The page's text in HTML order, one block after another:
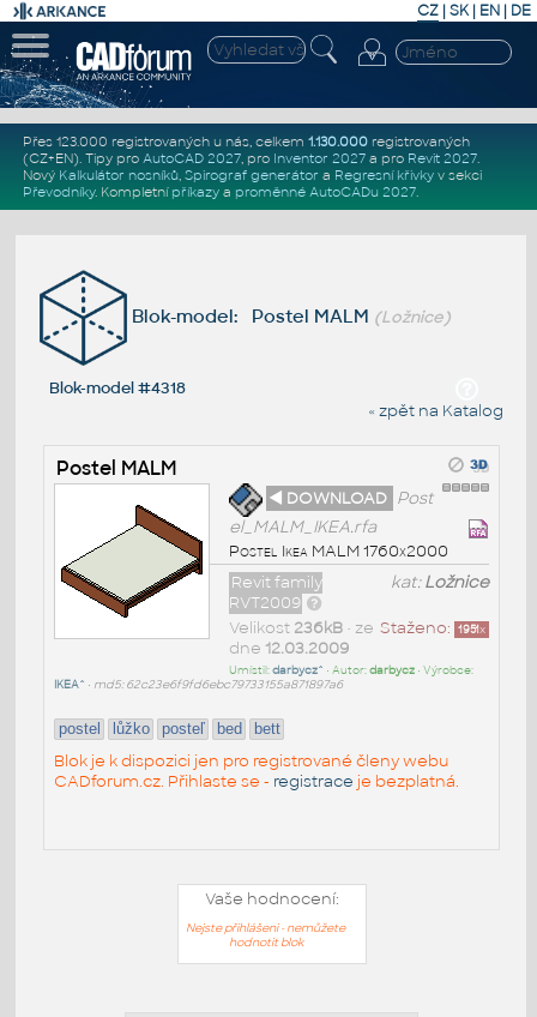
CZ | SK| EN | DE
Přes 123.000 registrovaných u nás, celkem 1.130.000registrovaných
(CZ+EN). Tipy pro AutoCAD 2027, pro Inventor 2027a pro Revit 2027.
Nový Kalkulátor nosníků, Spirograf generátor a Regresní křivkyv sekci
Převodníky. Kompletní příkazya proměnné AutoCADu 2027.
Blok-model: Postel MALM (Ložnice)
Blok-model #4318
« zpět na Katalog
Postel MALM
◄ DOWNLOAD Post
el_MALM_IKEA.rfa
Postel Ikea MALM 1760x2000
kat:Ložnice
Revit family
RVT2009
Staženo: 1951x
Velikost 236kB• ze
dne 12.03.2009
Umístil:darbycz^ • Autor:darbycz• Výrobce:
IKEA^ • md5: 62c23e6f9fd6ebc79733155a871897a6
postel lůžko posteľ bed bett
Blok je k dispozici jen pro registrované členy webu
CADforum.cz. Přihlaste se - registrace je bezplatná.
Vaše hodnocení:
Nejste přihlášeni - nemůžete
hodnotit blok